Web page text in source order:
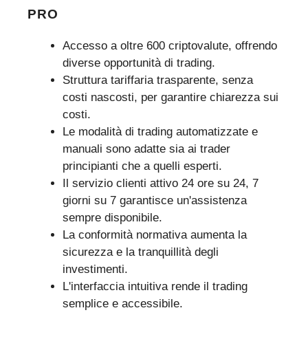
PRO
Accesso a oltre 600 criptovalute, offrendo
diverse opportunità di trading.
Struttura tariffaria trasparente, senza
costi nascosti, per garantire chiarezza sui
costi.
Le modalità di trading automatizzate e
manuali sono adatte sia ai trader
principianti che a quelli esperti.
Il servizio clienti attivo 24 ore su 24, 7
giorni su 7 garantisce un'assistenza
sempre disponibile.
La conformità normativa aumenta la
sicurezza e la tranquillità degli
investimenti.
L'interfaccia intuitiva rende il trading
semplice e accessibile.